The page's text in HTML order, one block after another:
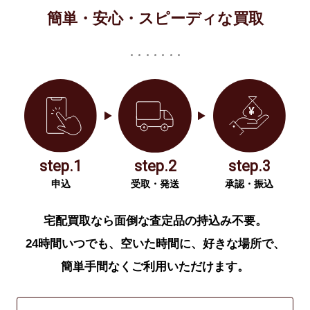
簡単・安心・スピーディな買取
step.1
申込
step.2
受取・発送
step.3
承認・振込
宅配買取なら面倒な査定品の持込み不要。
24時間いつでも、空いた時間に、好きな場所で、
簡単手間なくご利用いただけます。